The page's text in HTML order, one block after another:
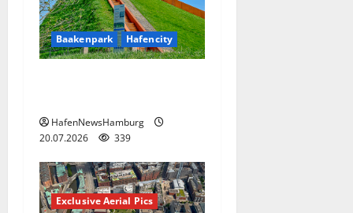
Baakenpark Hafencity
HafenNewsHamburg
20.07.2026
339
Exclusive Aerial Pics